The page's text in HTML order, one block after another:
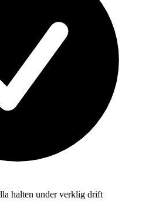
halten under verklig drift